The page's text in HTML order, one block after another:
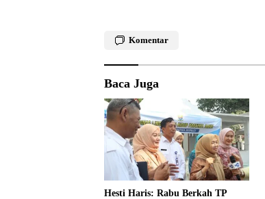
Komentar
Baca Juga
Hesti Haris: Rabu Berkah TP